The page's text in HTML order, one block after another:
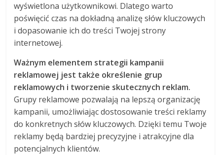
wyświetlona użytkownikowi. Dlatego warto
poświęcić czas na dokładną analizę słów kluczowych
i dopasowanie ich do treści Twojej strony
internetowej.
Ważnym elementem strategii kampanii
reklamowej jest także określenie grup
reklamowych i tworzenie skutecznych reklam.
Grupy reklamowe pozwalają na lepszą organizację
kampanii, umożliwiając dostosowanie treści reklamy
do konkretnych słów kluczowych. Dzięki temu Twoje
reklamy będą bardziej precyzyjne i atrakcyjne dla
potencjalnych klientów.